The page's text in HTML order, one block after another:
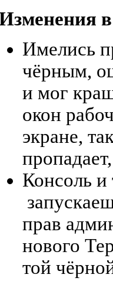
Имелись
чёрным,
и мог
окон
экране,
Консоль и
прав
нового
той